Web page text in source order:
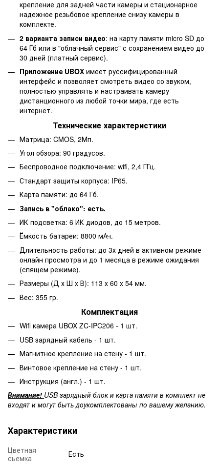
крепление для задней части камеры и стационарное
надежное резьбовое крепление снизу камеры в
комплекте.
2 варианта записи видео: на карту памяти micro SD до
64 Гб или в "облачный сервис" с сохранением видео до
30 дней (платный сервис).
Приложение UBOX имеет руссифицированный
интерфейс и позволяет смотреть видео со звуком,
полностью управлять и настраивать камеру
дистанционного из любой точки мира, где есть
интернет.
Технические характеристики
Матрица: CMOS, 2Мп.
Угол обзора: 90 градусов.
Беспроводное подключение: wifi, 2,4 ГГц.
Стандарт защиты корпуса: IP65.
Карта памяти: до 64 Гб.
Запись в "облако": есть.
ИК подсветка: 6 ИК диодов, до 15 метров.
Ёмкость батареи: 8800 мАч.
Длительность работы: до 3х дней в активном режиме
онлайн просмотра и до 1 месяца в режиме ожидания
(спящем режиме).
Размеры (Д х Ш х В): 113 х 60 х 54 мм.
Вес: 355 гр.
Комплектация
Wifi камера UBOX ZC-IPC206 - 1 шт.
USB зарядный кабель - 1 шт.
Магнитное крепление на стену - 1 шт.
Винтовое крепление на стену - 1 шт.
Инструкция (англ.) - 1 шт.
Внимание! USB зарядный блок и карта памяти в комплект не
входят и могут быть доукомплектованы по вашему желанию.
Характеристики
Цветная
сьемка
Есть